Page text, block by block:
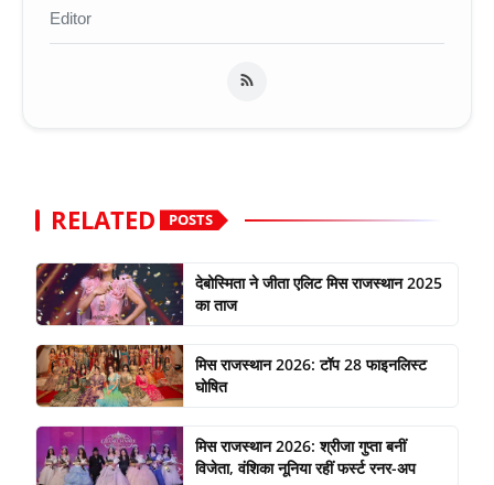
Editor
RELATED POSTS
देबोस्मिता ने जीता एलिट मिस राजस्थान 2025
का ताज
मिस राजस्थान 2026: टॉप 28 फाइनलिस्ट
घोषित
मिस राजस्थान 2026: श्रीजा गुप्ता बनीं
विजेता, वंशिका नूनिया रहीं फर्स्ट रनर-अप